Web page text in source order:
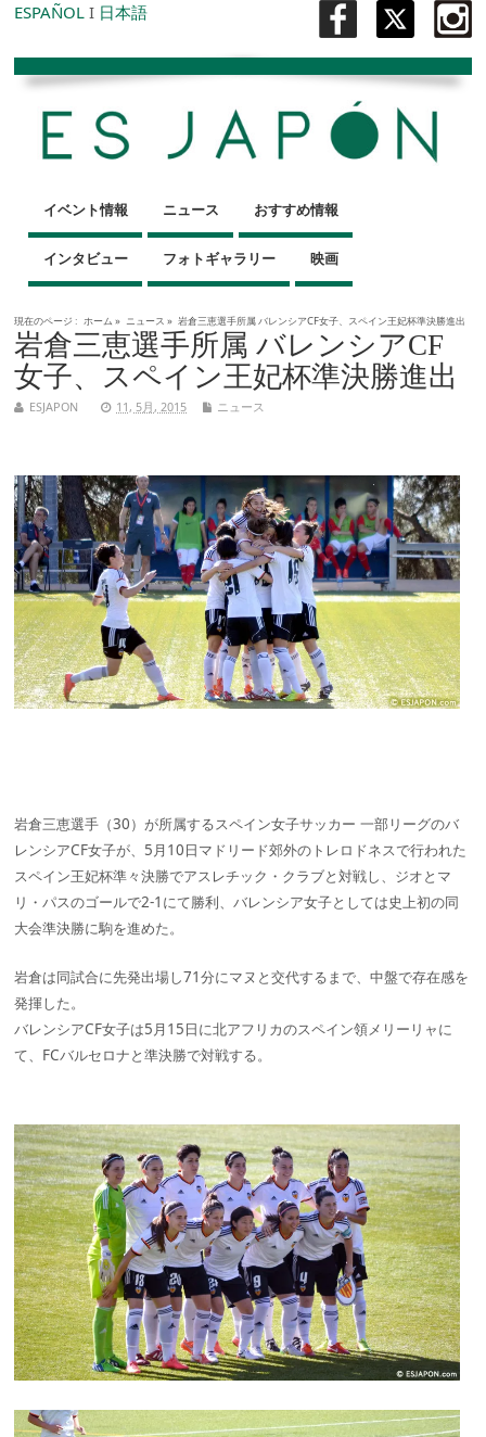
ESPAÑOL I 日本語
イベント情報 ニュース おすすめ情報
インタビュー フォトギャラリー 映画
現在のページ : ホーム » ニュース » 岩倉三恵選手所属 バレンシアCF女子、スペイン王妃杯準決勝進出
岩倉三恵選手所属 バレンシアCF
女子、スペイン王妃杯準決勝進出
ESJAPON 11, 5月, 2015 ニュース
岩倉三恵選手（30）が所属するスペイン女子サッカー 一部リーグのバ
レンシアCF女子が、5月10日マドリード郊外のトレロドネスで行われた
スペイン王妃杯準々決勝でアスレチック・クラブと対戦し、ジオとマ
リ・パスのゴールで2-1にて勝利、バレンシア女子としては史上初の同
大会準決勝に駒を進めた。
岩倉は同試合に先発出場し71分にマヌと交代するまで、中盤で存在感を
発揮した。
バレンシアCF女子は5月15日に北アフリカのスペイン領メリーリャに
て、FCバルセロナと準決勝で対戦する。